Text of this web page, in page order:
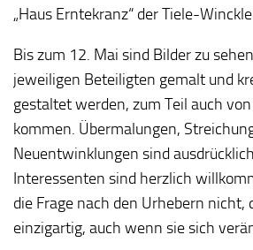
„Haus Erntekranz“ der Tiele-
Bis zum 12. Mai sind Bilder zu
jeweiligen Beteiligten gemalt und
gestaltet werden, zum Teil auch
kommen. Übermalungen,
Neuentwinklungen sind
Interessenten sind herzlich
die Frage nach den Urhebern nicht,
einzigartig, auch wenn sie sich